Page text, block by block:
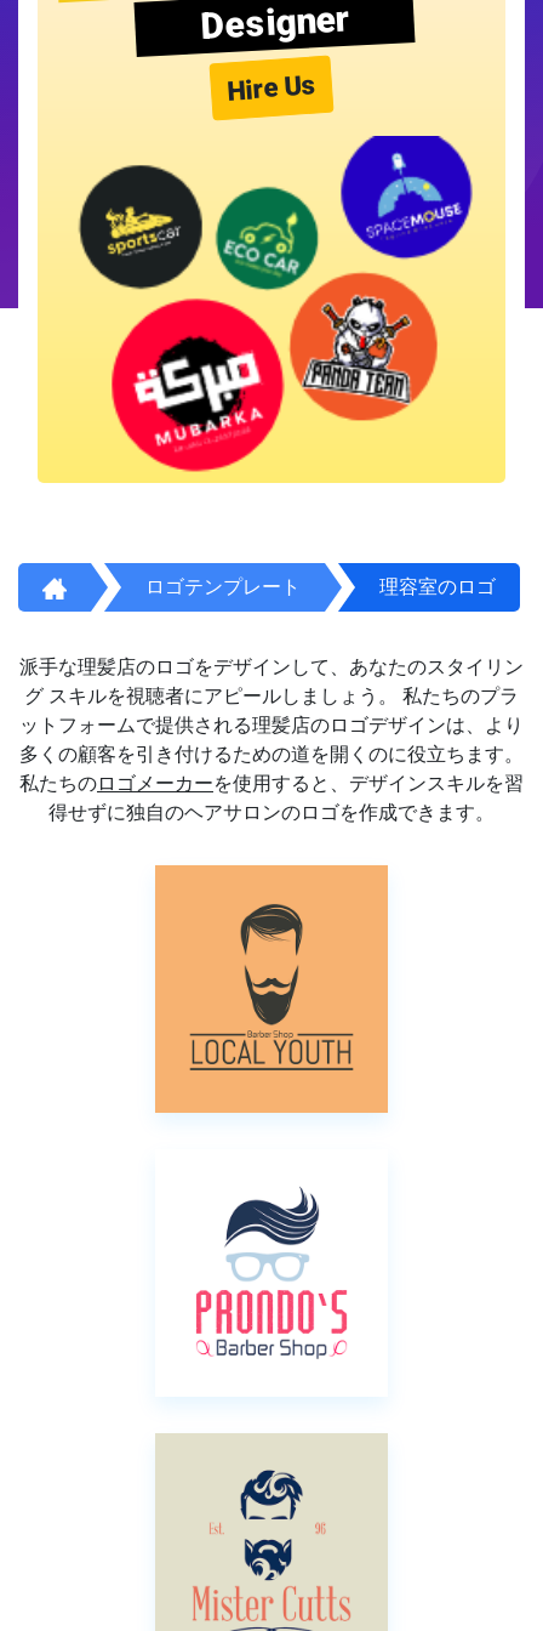
Designer
Hire Us
ロゴテンプレート 理容室のロゴ
派手な理髪店のロゴをデザインして、あなたのスタイリン
グ スキルを視聴者にアピールしましょう。 私たちのプラ
ットフォームで提供される理髪店のロゴデザインは、より
多くの顧客を引き付けるための道を開くのに役立ちます。
私たちのロゴメーカーを使用すると、デザインスキルを習
得せずに独自のヘアサロンのロゴを作成できます。